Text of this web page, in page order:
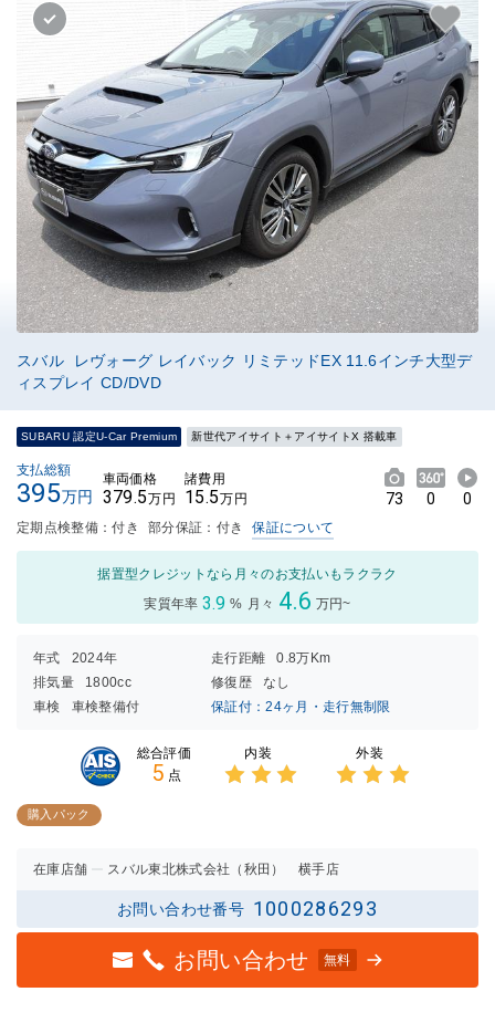
スバル レヴォーグ レイバック リミテッドEX 11.6インチ大型デ
ィスプレイ CD/DVD
SUBARU 認定U-Car Premium 新世代アイサイト＋アイサイトX 搭載車
支払総額
395万円
車両価格
379.5万円
諸費用
15.5万円 73 0 0
定期点検整備：付き 部分保証：付き 保証について
据置型クレジットなら月々のお支払いもラクラク
実質年率 3.9 % 月々 4.6 万円~
年式 2024年 走行距離
0.8万Km
排気量
1800cc 修復歴
なし
車検
車検整備付 保証付：24ヶ月・走行無制限
総合評価
5 点
内装 外装
購入パック
在庫店舗 スバル東北株式会社（秋田） 横手店
お問い合わせ番号 1000286293
お問い合わせ 無料